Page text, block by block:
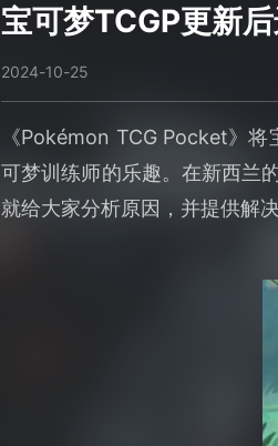
宝可梦TCGP更新
2024-10-25
《Pokémon TCG Pocket》
可梦训练师的乐趣。在新西兰
就给大家分析原因，并提供解决